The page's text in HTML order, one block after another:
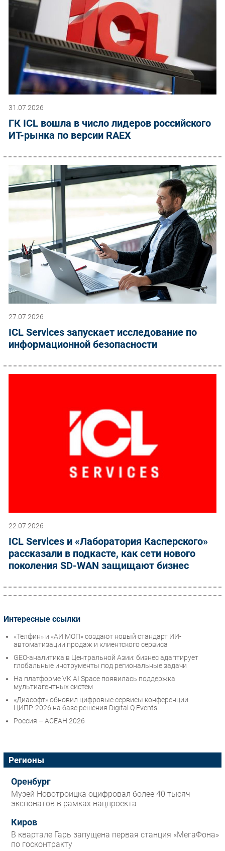
31.07.2026
ГК ICL вошла в число лидеров российского
ИТ-рынка по версии RAEX
27.07.2026
ICL Services запускает исследование по
информационной безопасности
22.07.2026
ICL Services и «Лаборатория Касперского»
рассказали в подкасте, как сети нового
поколения SD-WAN защищают бизнес
Интересные ссылки
«Телфин» и «АИ МОП» создают новый стандарт ИИ-
автоматизации продаж и клиентского сервиса
GEO-аналитика в Центральной Азии: бизнес адаптирует
глобальные инструменты под региональные задачи
На платформе VK AI Space появилась поддержка
мультиагентных систем
«Диасофт» обновил цифровые сервисы конференции
ЦИПР-2026 на базе решения Digital Q.Events
Россия – АСЕАН 2026
Регионы
Оренбург
Музей Новотроицка оцифровал более 40 тысяч
экспонатов в рамках нацпроекта
Киров
В квартале Гарь запущена первая станция «МегаФона»
по госконтракту